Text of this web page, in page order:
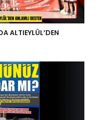
ALTIEYLÜL’DEN